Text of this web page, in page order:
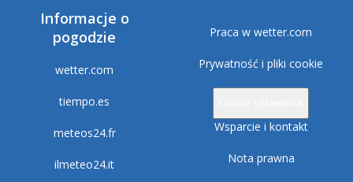
Informacje o
pogodzie
wetter.com
tiempo.es
meteos24.fr
ilmeteo24.it
Praca w wetter.com
Prywatność i pliki cookie
Wsparcie i kontakt
Nota prawna